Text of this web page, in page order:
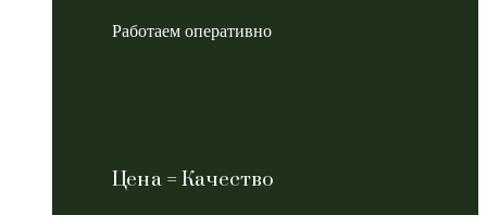
Работаем оперативно
Цена = Качество